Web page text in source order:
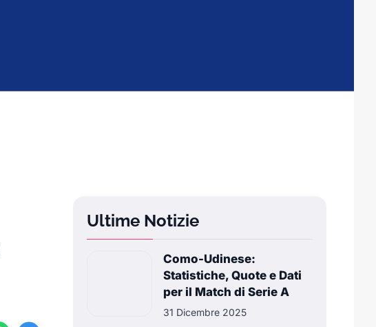
Ultime Notizie
Como-Udinese:
Statistiche, Quote e Dati
per il Match di Serie A
31 Dicembre 2025